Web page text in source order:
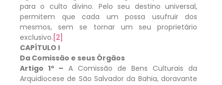
para o culto divino. Pelo seu destino universal,
permitem que cada um possa usufruir dos
mesmos, sem se tornar um seu proprietário
exclusivo. [2]
CAPÍTULO I
Da Comissão e seus Órgãos
Artigo 1º – A Comissão de Bens Culturais da
Arquidiocese de São Salvador da Bahia, doravante